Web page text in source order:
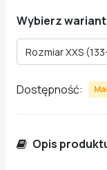
Wybierz wariant
Rozmiar XXS
Dostępność:
Opis